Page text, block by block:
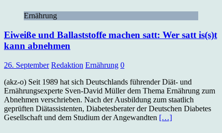
Ernährung
Eiweiße und Ballaststoffe machen satt: Wer satt is(s)t
kann abnehmen
26. September Redaktion Ernährung 0
(akz-o) Seit 1989 hat sich Deutschlands führender Diät- und
Ernährungsexperte Sven-David Müller dem Thema Ernährung zum
Abnehmen verschrieben. Nach der Ausbildung zum staatlich
geprüften Diätassistenten, Diabetesberater der Deutschen Diabetes
Gesellschaft und dem Studium der Angewandten […]